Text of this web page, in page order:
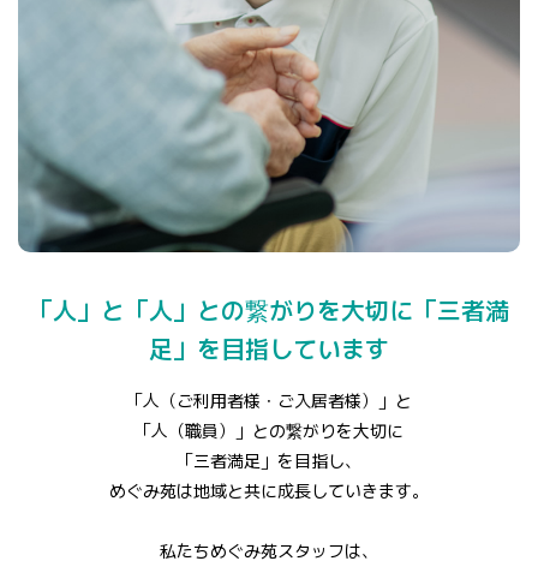
「人」と「人」との繋がりを大切に「三者満
足」を目指しています
「人（ご利用者様・ご入居者様）」と
「人（職員）」との繋がりを大切に
「三者満足」を目指し、
めぐみ苑は地域と共に成長していきます。
私たちめぐみ苑スタッフは、